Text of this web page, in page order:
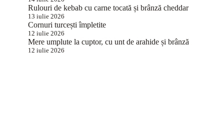
Rulouri de kebab cu carne tocată și brânză cheddar
13 iulie 2026
Cornuri turcești împletite
12 iulie 2026
Mere umplute la cuptor, cu unt de arahide și brânză
12 iulie 2026